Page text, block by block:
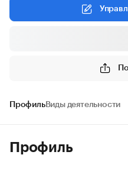
ПрофильВиды деятельности
Профиль